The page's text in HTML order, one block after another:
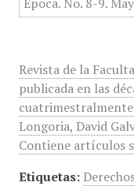
Revista de la
publicada en las
Longoria, David
Contiene artículos
Etiquetas: